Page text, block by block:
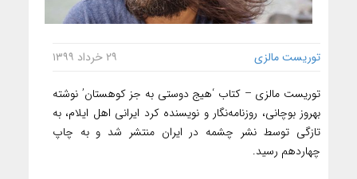
توریست مالزی ۲۹ خرداد ۱۳۹۹
توریست مالزی – ‌کتاب ‘هیج دوستی به جز کوهستان’ نوشته
بهروز بوچانی، روزنامه‌نگار و نویسنده کرد ایرانی اهل ایلام، به
تازگی توسط نشر چشمه در ایران منتشر شد و به چاپ
چهاردهم رسید.